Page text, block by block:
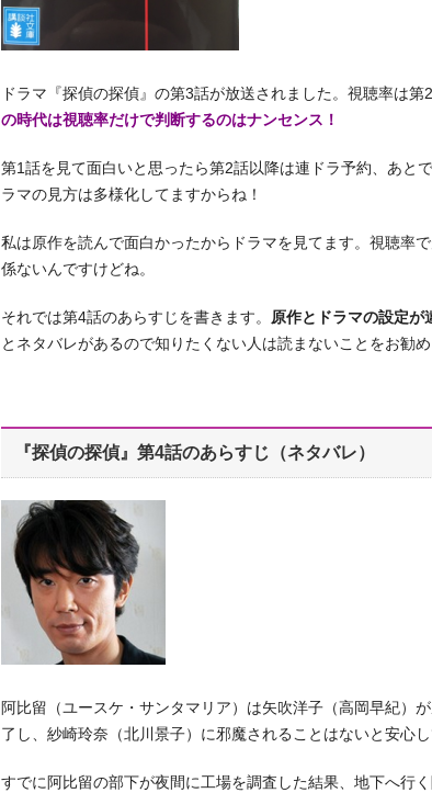
ドラマ『探偵の探偵』の第3話が放送されました。視聴率は第
の時代は視聴率だけで判断するのはナンセンス！
第1話を見て面白いと思ったら第2話以降は連ドラ予約、あと
ラマの見方は多様化してますからね！
私は原作を読んで面白かったからドラマを見てます。視聴率
係ないんですけどね。
それでは第4話のあらすじを書きます。 原作とドラマの設定が
とネタバレがあるので知りたくない人は読まないことをお勧め
『探偵の探偵』第4話のあらすじ（ネタバレ）
阿比留（ユースケ・サンタマリア）は矢吹洋子（高岡早紀）
了し、紗崎玲奈（北川景子）に邪魔されることはないと安心し
すでに阿比留の部下が夜間に工場を調査した結果、地下へ行